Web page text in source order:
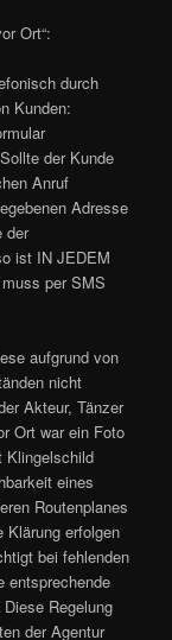
Ort“:
durch
Kunden:
der Kunde
Anruf
Adresse
der
ist IN JEDEM
per SMS
aufgrund von
nicht
Akteur, Tänzer
Ort war ein Foto
Klingelschild
eines
Routenplanes
Klärung erfolgen
bei fehlenden
entsprechende
Regelung
der Agentur